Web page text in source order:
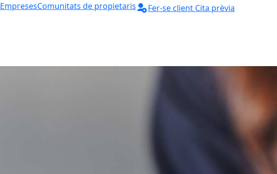
EmpresesComunitats de propietaris Fer-se client Cita prèvia